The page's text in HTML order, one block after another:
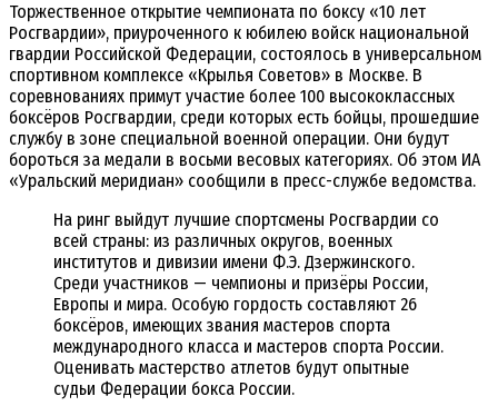
Торжественное открытие чемпионата по боксу «10 лет
Росгвардии», приуроченного к юбилею войск национальной
гвардии Российской Федерации, состоялось в универсальном
спортивном комплексе «Крылья Советов» в Москве. В
соревнованиях примут участие более 100 высококлассных
боксёров Росгвардии, среди которых есть бойцы, прошедшие
службу в зоне специальной военной операции. Они будут
бороться за медали в восьми весовых категориях. Об этом ИА
«Уральский меридиан» сообщили в пресс-службе ведомства.
На ринг выйдут лучшие спортсмены Росгвардии со
всей страны: из различных округов, военных
институтов и дивизии имени Ф.Э. Дзержинского.
Среди участников — чемпионы и призёры России,
Европы и мира. Особую гордость составляют 26
боксёров, имеющих звания мастеров спорта
международного класса и мастеров спорта России.
Оценивать мастерство атлетов будут опытные
судьи Федерации бокса России.